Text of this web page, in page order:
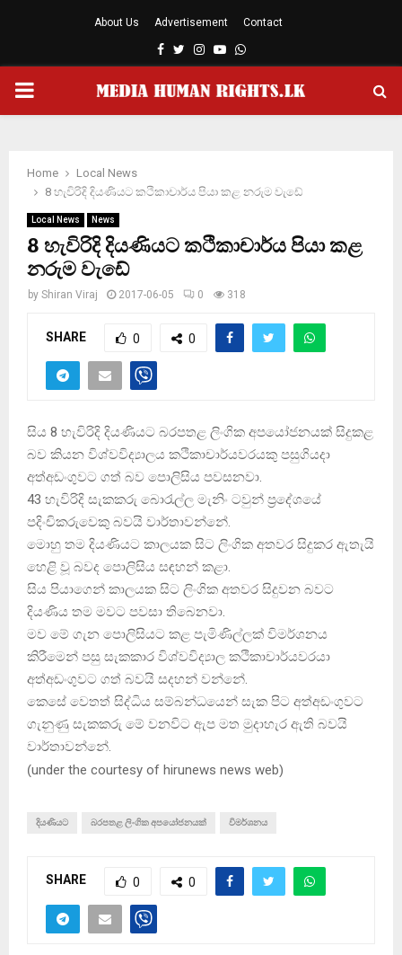
About Us Advertisement Contact
Facebook
TwitterInstagram
YoutubeWhatsapp
PRIMARY
Home
Local News
8 හැවිරිදි දියණියට කථිකාචාර්ය පියා කළ නරුම වැඩේ
Local News News
8 හැවිරිදි දියණියට කථිකාචාර්ය පියා කළ
නරුම වැඩේ
by Shiran Viraj 2017-06-05 0 318
SHARE 0 0
සිය 8 හැවිරිදි දියණියට බරපතළ ලිංගික අපයෝජනයක්‌ සිදුකළ
බව කියන විශ්වවිද්‍යාලය කථිකාචාර්යවරයකු පසුගියදා
අත්අඩංගුවට ගත් බව පොලිසිය පවසනවා.
43 හැවිරිදි සැකකරු බොරැල්ල මැනිං ටවුන් ප්‍රදේශයේ
පදිංචිකරුවෙකු බවයි වාර්තාවන්නේ.
මොහු තම දියණියට කාලයක සිට ලිංගික අතවර සිදුකර ඇතැයි
හෙළි වූ බවද පොලිසිය සඳහන් කළා.
සිය පියාගෙන් කාලයක සිට ලිංගික අතවර සිදුවන බවට
දියණිය තම මවට පවසා තිබෙනවා.
මව මේ ගැන පොලිසියට කළ පැමිණිල්ලක්‌ විමර්ශනය
කිරීමෙන් පසු සැකකාර විශ්වවිද්‍යාල කථිකාචාර්යවරයා
අත්අඩංගුවට ගත් බවයි සදහන් වන්නේ.
කෙසේ වෙතත් සිද්ධිය සම්බන්ධයෙන් සැක පිට අත්අඩංගුවට
ගැනුණු සැකකරු මේ වනවිට ඇප මත මුදාහැර ඇති බවයි
වාර්තාවන්නේ.
(under the courtesy of hirunews news web)
දියණියට බරපතළ ලිංගික අපයෝජනයක්‌ විමර්ශනය
SHARE 0 0